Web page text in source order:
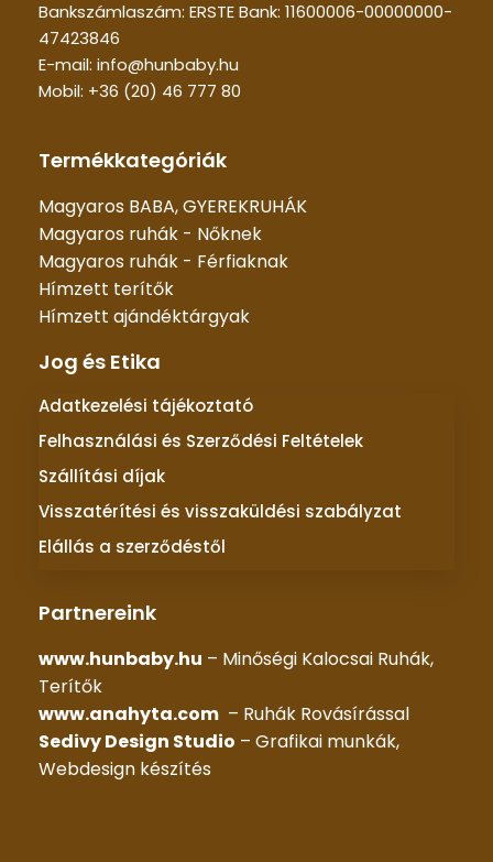
Bankszámlaszám: ERSTE Bank: 11600006-00000000-
47423846
E-mail: info@hunbaby.hu
Mobil: +36 (20) 46 777 80
Termékkategóriák
Magyaros BABA, GYEREKRUHÁK
Magyaros ruhák - Nőknek
Magyaros ruhák - Férfiaknak
Hímzett terítők
Hímzett ajándéktárgyak
Jog és Etika
Adatkezelési tájékoztató
Felhasználási és Szerződési Feltételek
Szállítási díjak
Visszatérítési és visszaküldési szabályzat
Elállás a szerződéstől
Partnereink
www.hunbaby.hu – Minőségi Kalocsai Ruhák,
Terítők
www.anahyta.com – Ruhák Rovásírással
Sedivy Design Studio – Grafikai munkák,
Webdesign készítés